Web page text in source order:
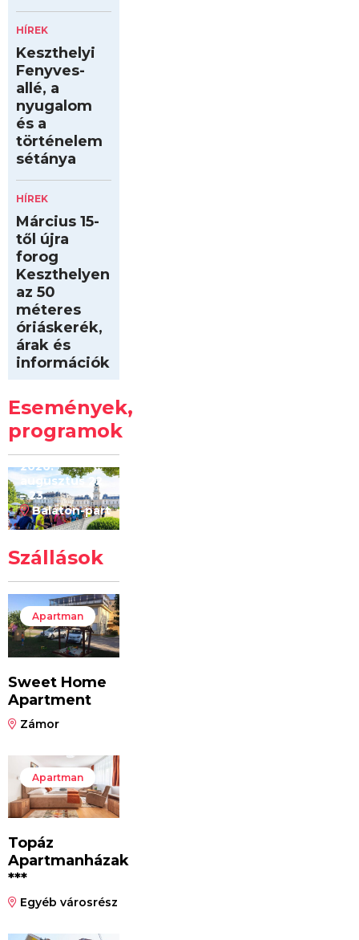
HÍREK
Keszthelyi
Fenyves-
allé, a
nyugalom
és a
történelem
sétánya
HÍREK
Március 15-
től újra
forog
Keszthelyen
az 50
méteres
óriáskerék,
árak és
információk
Események,
programok
Kilóméterek
2026
2026.
augusztus 22
– 23.
Balaton-part
Szállások
Apartman
Sweet Home
Apartment
Zámor
Apartman
Topáz
Apartmanházak
***
Egyéb városrész